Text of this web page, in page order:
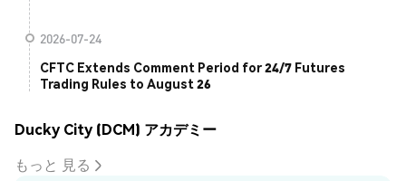
2026-07-24
CFTC Extends Comment Period for 24/7 Futures
Trading Rules to August 26
Ducky City (DCM) アカデミー
もっと 見る